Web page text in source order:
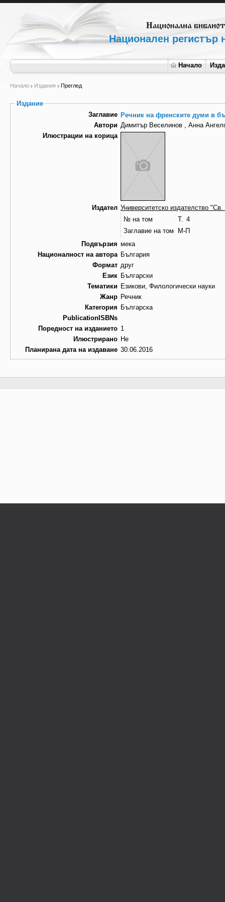
Национален регистър
Начало
Начало Издания Преглед
Издание
Заглавие Речник на френските думи в
Автори Димитър Веселинов , Анна
Илюстрации на корица
Издател Университетско издателство
№ на том
Т. 4
Заглавие на том
М-П
Подвързия мека
Националност на автора България
Формат друг
Език Български
Тематики Езикови, Филологически науки
Жанр Речник
Категория Българска
PublicationISBNs
Поредност на изданието 1
Илюстрирано Не
Планирана дата на издаване 30.06.2016